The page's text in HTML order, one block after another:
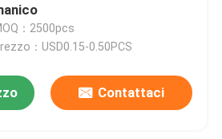
：2500pcs
：USD0.15-0.50PCS
Contattaci